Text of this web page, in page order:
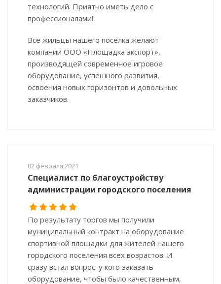
технологий. Приятно иметь дело с
профессионалами!
Все жильцы нашего поселка желают
компании ООО «Площадка экспорт»,
производящей современное игровое
оборудование, успешного развития,
освоения новых горизонтов и довольных
заказчиков.
02 февраля 2021
Специалист по благоустройству
администрации городского поселения
По результату торгов мы получили
муниципальный контракт на оборудование
спортивной площадки для жителей нашего
городского поселения всех возрастов. И
сразу встал вопрос: у кого заказать
оборудование, чтобы было качественным,